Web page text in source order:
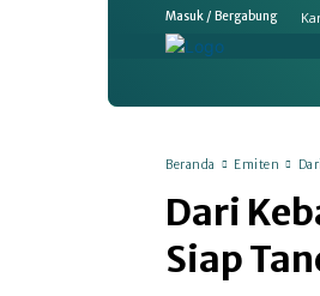
Masuk / Bergabung
Beranda Emiten
Dari
Siap